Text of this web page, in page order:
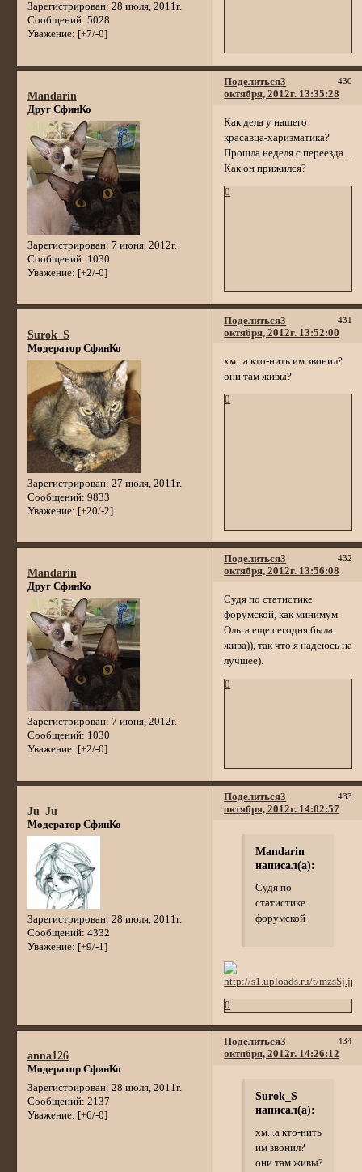
Зарегистрирован: 28 июля, 2011г.
Сообщений: 5028
Уважение: [+7/-0]
Поделиться 430
3
октября, 2012г. 13:35:28
Mandarin
Друг СфинКо
Зарегистрирован: 7 июня, 2012г.
Сообщений: 1030
Уважение: [+2/-0]
Как дела у нашего
красавца-харизматика?
Прошла неделя с переезда...
Как он прижился?
0
Поделиться 431
3
октября, 2012г. 13:52:00
Surok_S
Модератор СфинКо
Зарегистрирован: 27 июля, 2011г.
Сообщений: 9833
Уважение: [+20/-2]
хм...а кто-нить им звонил?
они там живы?
0
Поделиться 432
3
октября, 2012г. 13:56:08
Mandarin
Друг СфинКо
Зарегистрирован: 7 июня, 2012г.
Сообщений: 1030
Уважение: [+2/-0]
Судя по статистике
форумской, как минимум
Ольга еще сегодня была
жива)), так что я надеюсь на
лучшее).
0
Поделиться 433
3
октября, 2012г. 14:02:57
Ju_Ju
Модератор СфинКо
Зарегистрирован: 28 июля, 2011г.
Сообщений: 4332
Уважение: [+9/-1]
Mandarin
написал(а):
Судя по
статистике
форумской
0
Поделиться 434
3
октября, 2012г. 14:26:12
anna126
Модератор СфинКо
Зарегистрирован: 28 июля, 2011г.
Сообщений: 2137
Уважение: [+6/-0]
Surok_S
написал(а):
хм...а кто-нить
им звонил?
они там живы?